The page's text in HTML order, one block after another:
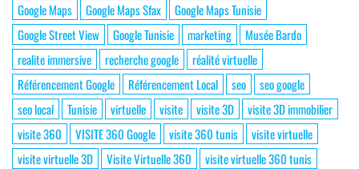
Google Maps
Google Maps Sfax
Google Maps Tunisie
Google Street View
Google Tunisie marketing
Musée Bardo
realite immersive
recherche google
réalité virtuelle
Référencement Google
Référencement Local seo
seo google
seo local
Tunisie virtuelle visite visite 3D
visite 3D immobilier
visite 360
VISITE 360 Google visite 360 tunis
visite virtuelle
visite virtuelle 3D
Visite Virtuelle 360
visite virtuelle 360 tunis